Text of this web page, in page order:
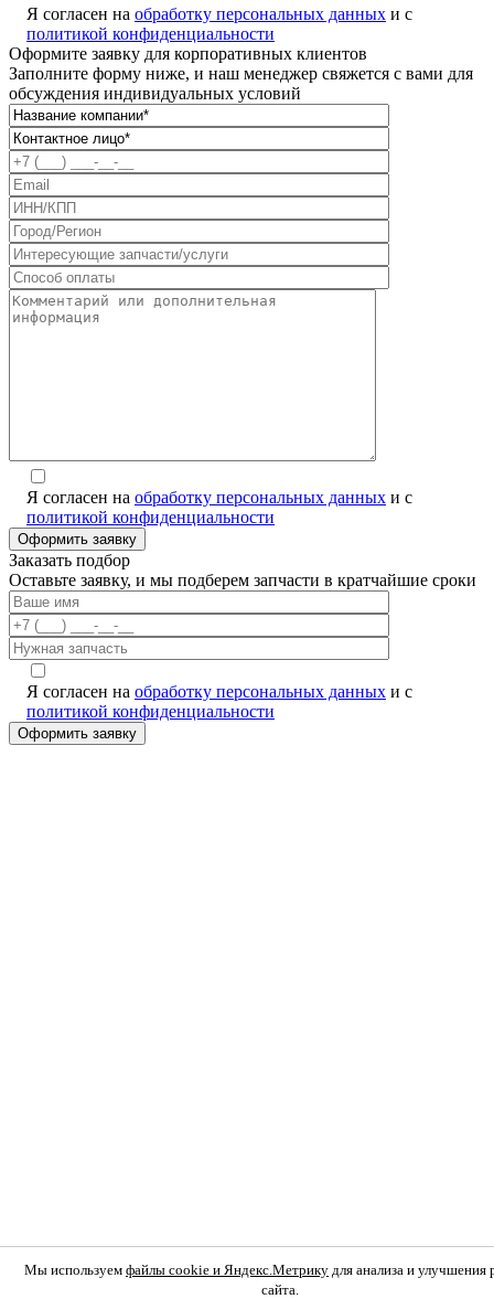
Я согласен на обработку персональных данных и с
политикой конфиденциальности
Оформите заявку для корпоративных клиентов
Заполните форму ниже, и наш менеджер свяжется с вами для
обсуждения индивидуальных условий
Я согласен на обработку персональных данных и с
политикой конфиденциальности
Заказать подбор
Оставьте заявку, и мы подберем запчасти в кратчайшие сроки
Я согласен на обработку персональных данных и с
политикой конфиденциальности
Мы используем файлы cookie и Яндекс.Метрику для анализа и улучшения
сайта.